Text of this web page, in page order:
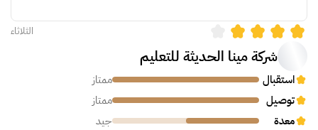
الثلاثاء
شركة مينا الحديثة للتعليم
استقبال
ممتاز
توصيل
ممتاز
معدة
جيد